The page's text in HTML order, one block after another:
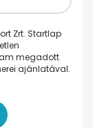
Zrt. Startlap
megadott
ajánlatával.